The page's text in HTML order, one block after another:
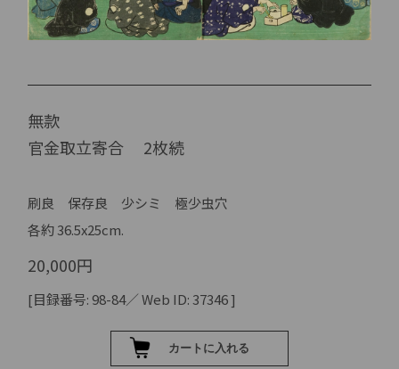
無款
官金取立寄合 2枚続
刷良 保存良 少シミ 極少虫穴
各約 36.5x25cm.
20,000円
[目録番号: 98-84／ Web ID: 37346 ]